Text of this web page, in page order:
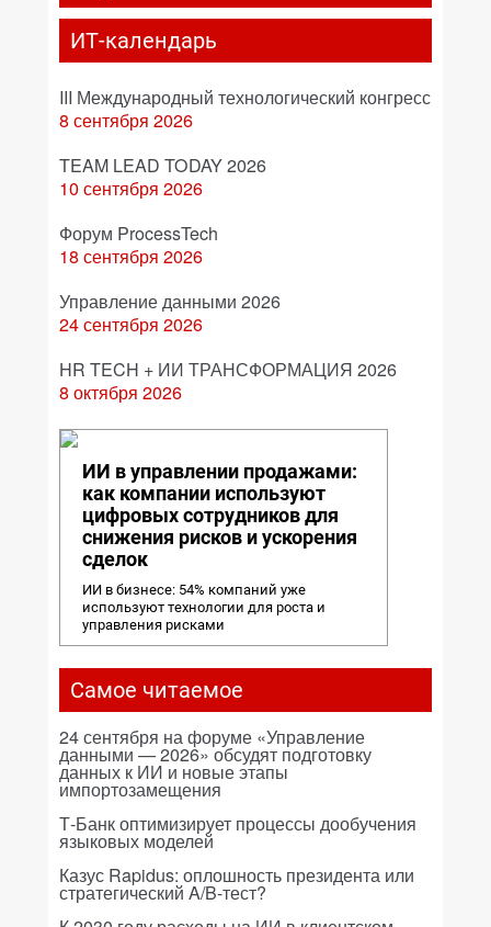
ИТ-календарь
III Международный технологический конгресс
8 сентября 2026
TEAM LEAD TODAY 2026
10 сентября 2026
Форум ProcessTech
18 сентября 2026
Управление данными 2026
24 сентября 2026
HR TECH + ИИ ТРАНСФОРМАЦИЯ 2026
8 октября 2026
ИИ в управлении продажами:
как компании используют
цифровых сотрудников для
снижения рисков и ускорения
сделок
ИИ в бизнесе: 54% компаний уже
используют технологии для роста и
управления рисками
Самое читаемое
24 сентября на форуме «Управление
данными — 2026» обсудят подготовку
данных к ИИ и новые этапы
импортозамещения
Т-Банк оптимизирует процессы дообучения
языковых моделей
Казус Rapidus: оплошность президента или
стратегический A/B-тест?